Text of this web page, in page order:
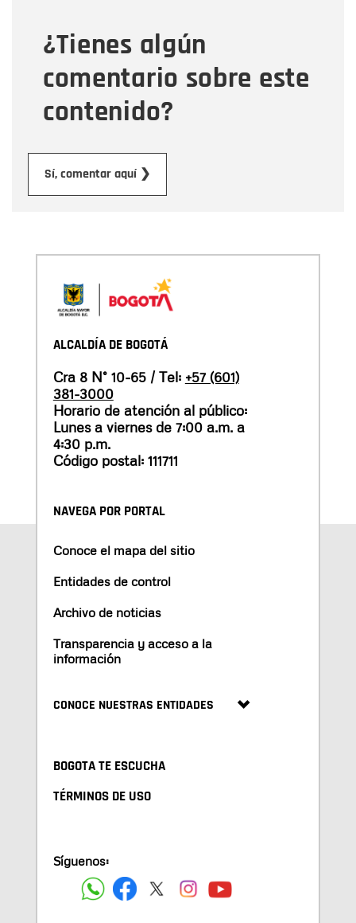
¿Tienes algún
comentario sobre este
contenido?
Sí, comentar aquí ❯
Mensaje
ALCALDÍA DE BOGOTÁ
Cra 8 N° 10-65 / Tel: +57 (601)
381-3000
Horario de atención al público:
Lunes a viernes de 7:00 a.m. a
4:30 p.m.
Código postal: 111711
NAVEGA POR PORTAL
Conoce el mapa del sitio
Entidades de control
Archivo de noticias
Transparencia y acceso a la
información
CONOCE NUESTRAS ENTIDADES
BOGOTA TE ESCUCHA
TÉRMINOS DE USO
Síguenos: